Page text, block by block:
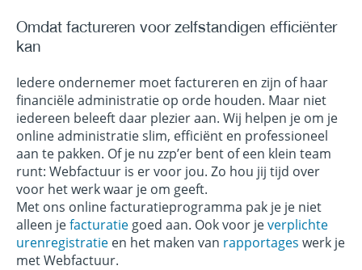
Omdat factureren voor zelfstandigen efficiënter
kan
Iedere ondernemer moet factureren en zijn of haar
financiële administratie op orde houden. Maar niet
iedereen beleeft daar plezier aan. Wij helpen je om je
online administratie slim, efficiënt en professioneel
aan te pakken. Of je nu zzp’er bent of een klein team
runt: Webfactuur is er voor jou. Zo hou jij tijd over
voor het werk waar je om geeft.
Met ons online facturatieprogramma pak je je niet
alleen jefacturatie goed aan. Ook voor jeverplichte
urenregistratie en het maken van rapportages werk je
met Webfactuur.